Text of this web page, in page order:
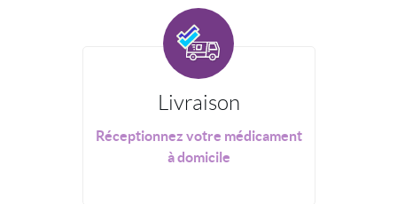
Livraison
Réceptionnez votre médicament
à domicile